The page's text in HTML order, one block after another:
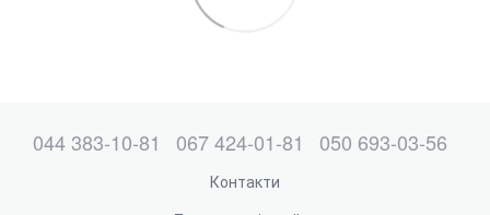
044 383-10-81 067 424-01-81 050 693-03-56
Контакти